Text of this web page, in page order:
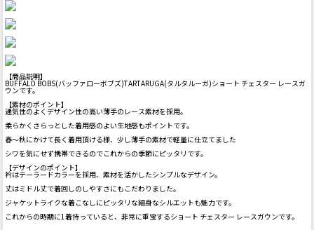
【商品説明】
BUFFALO BOBS(バッファローボブズ)TARTARUGA(タルタルーガ)ショート チェスター レースガ
ウンです。
【素材のポイント】
通気性のよくデザイン性の高い薄手のレース素材を採用。
柔らかくさらっとした着用感のよい生地感もポイントです。
春～秋にかけて長く着用頂ける様、少し薄手の素材で軽量に仕立てました
シワを気にせず携帯できるのでこれからの季節にピッタリです。
【デザインのポイント】
衿はテーラードカラーを採用、素材を活かしたシンプルなデザイン。
丈はミドル丈で着回しのしやすさにもこだわりました。
ジャケットライクな着こなしにピッタリな細身なシルエットも魅力です。
これからの時期に1着持っていると、非常に重宝するショート チェスター レースガウンです。